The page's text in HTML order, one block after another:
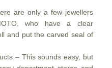
are only a few jewellers
who have a clear
and put the carved seal of
– This sounds easy, but